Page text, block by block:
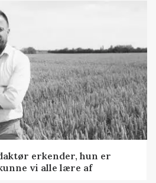
erkender, hun er
vi alle lære af